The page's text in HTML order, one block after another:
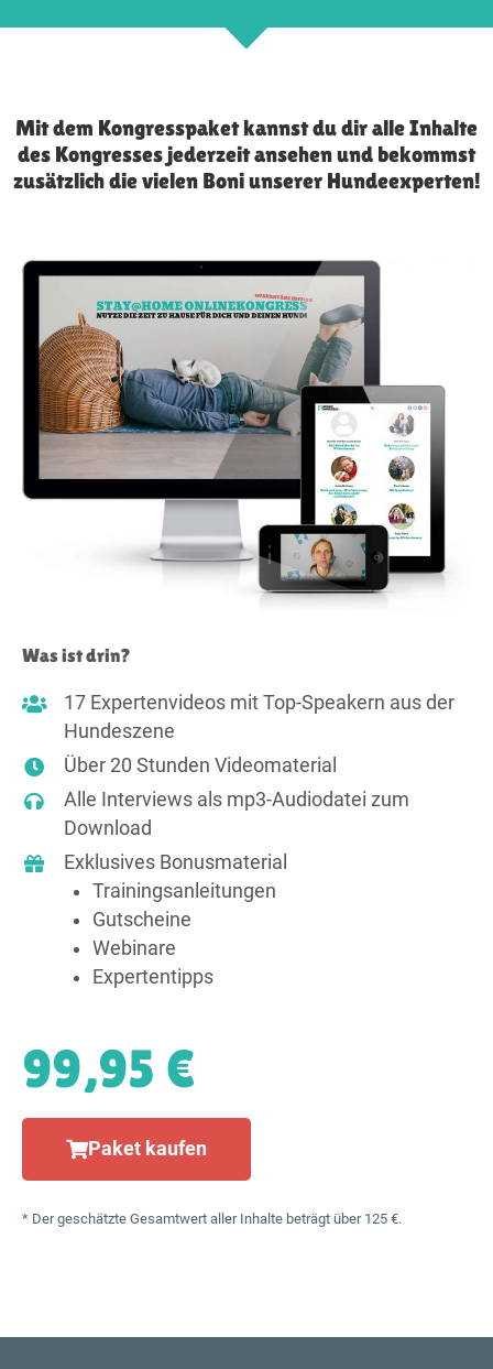
Mit dem Kongresspaket kannst du dir alle Inhalte
des Kongresses jederzeit ansehen und bekommst
zusätzlich die vielen Boni unserer Hundeexperten!
Was ist drin?
17 Expertenvideos mit Top-Speakern aus der
Hundeszene
Über 20 Stunden Videomaterial
Alle Interviews als mp3-Audiodatei zum
Download
Exklusives Bonusmaterial
Trainings­anleitungen
Gutscheine
Webinare
Expertentipps
99,95 €
Paket kaufen
* Der geschätzte Gesamtwert aller Inhalte beträgt über 125 €.